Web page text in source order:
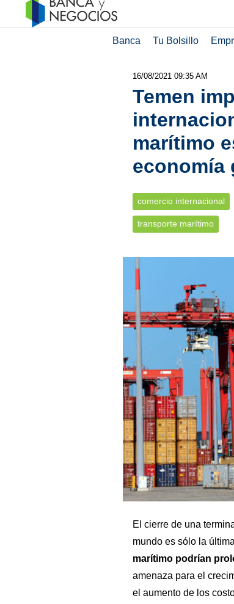
Banca Tu Bolsillo
16/08/2021 09:35 AM
Temen
marítimo
economía
comercio internacional
transporte marítimo
El cierre de una
mundo es sólo la
marítimo podrían
amenaza para el
el aumento de los